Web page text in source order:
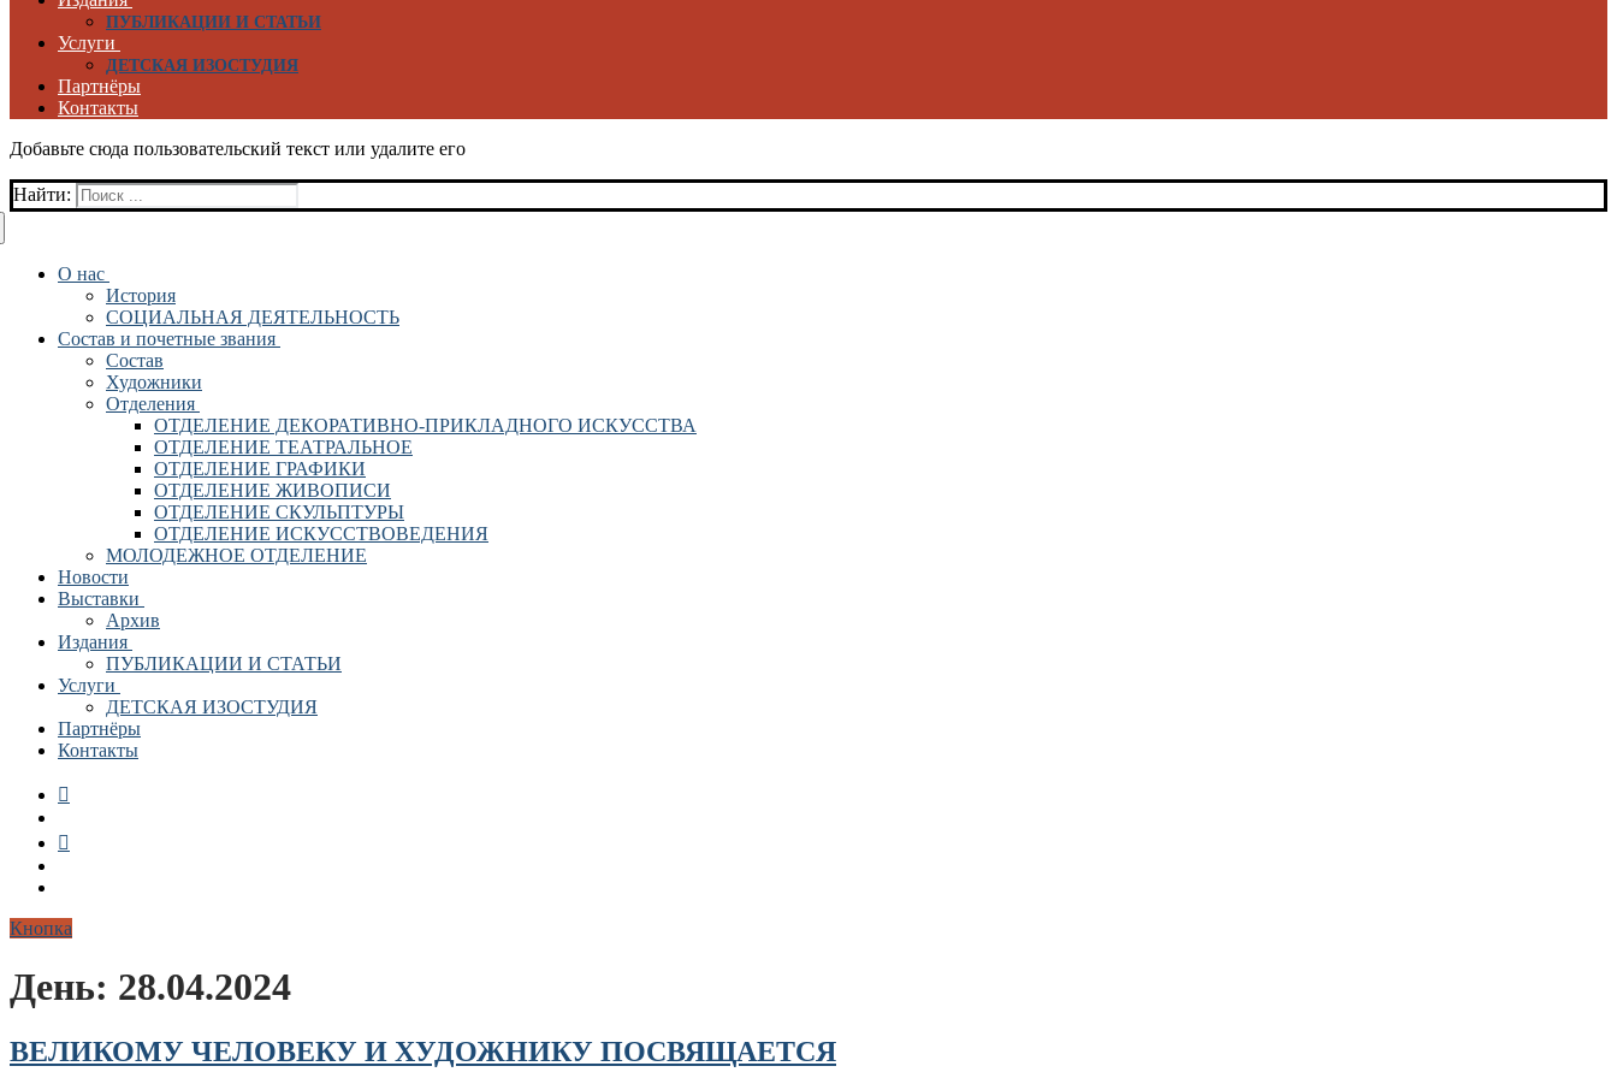
ПУБЛИКАЦИИ И СТАТЬИ
Услуги
ДЕТСКАЯ ИЗОСТУДИЯ
Партнёры
Контакты
Добавьте сюда пользовательский текст или удалите его
Найти:
О нас
История
СОЦИАЛЬНАЯ ДЕЯТЕЛЬНОСТЬ
Состав и почетные звания
Состав
Художники
Отделения
ОТДЕЛЕНИЕ ДЕКОРАТИВНО-ПРИКЛАДНОГО ИСКУССТВА
ОТДЕЛЕНИЕ ТЕАТРАЛЬНОЕ
ОТДЕЛЕНИЕ ГРАФИКИ
ОТДЕЛЕНИЕ ЖИВОПИСИ
ОТДЕЛЕНИЕ СКУЛЬПТУРЫ
ОТДЕЛЕНИЕ ИСКУССТВОВЕДЕНИЯ
МОЛОДЕЖНОЕ ОТДЕЛЕНИЕ
Новости
Выставки
Архив
Издания
ПУБЛИКАЦИИ И СТАТЬИ
Услуги
ДЕТСКАЯ ИЗОСТУДИЯ
Партнёры
Контакты
Кнопка
День: 28.04.2024
ВЕЛИКОМУ ЧЕЛОВЕКУ И ХУДОЖНИКУ ПОСВЯЩАЕТСЯ